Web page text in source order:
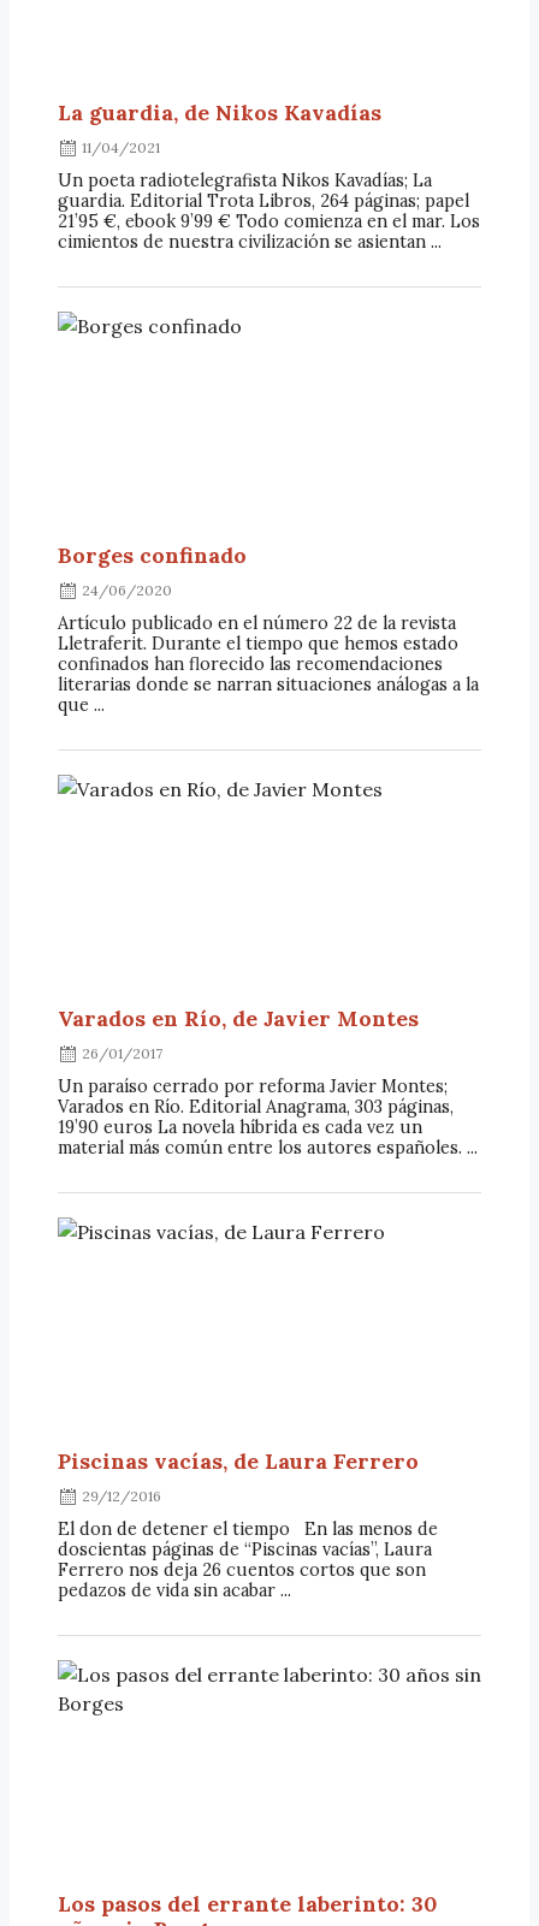
La guardia, de Nikos Kavadías
11/04/2021
Un poeta radiotelegrafista Nikos Kavadías; La
guardia. Editorial Trota Libros, 264 páginas; papel
21’95 €, ebook 9’99 € Todo comienza en el mar. Los
cimientos de nuestra civilización se asientan ...
Borges confinado
24/06/2020
Artículo publicado en el número 22 de la revista
Lletraferit. Durante el tiempo que hemos estado
confinados han florecido las recomendaciones
literarias donde se narran situaciones análogas a la
que ...
Varados en Río, de Javier Montes
26/01/2017
Un paraíso cerrado por reforma Javier Montes;
Varados en Río. Editorial Anagrama, 303 páginas,
19’90 euros La novela híbrida es cada vez un
material más común entre los autores españoles. ...
Piscinas vacías, de Laura Ferrero
29/12/2016
El don de detener el tiempo En las menos de
doscientas páginas de “Piscinas vacías”, Laura
Ferrero nos deja 26 cuentos cortos que son
pedazos de vida sin acabar ...
Los pasos del errante laberinto: 30